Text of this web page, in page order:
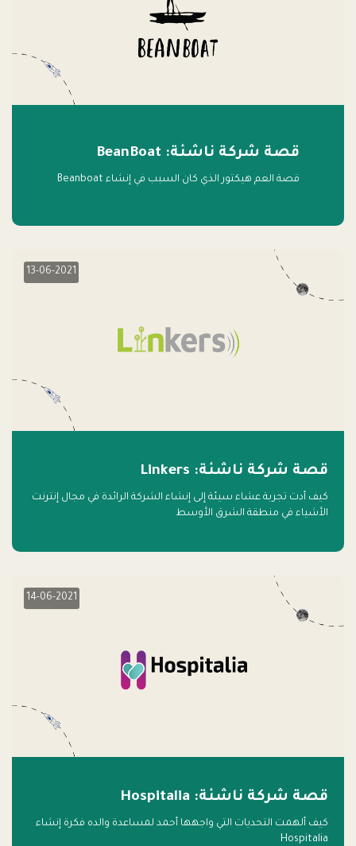
قصة شركة ناشئة: BeanBoat
قصة العم هيكتور الذي كان السبب في إنشاء Beanboat
13-06-2021
قصة شركة ناشئة: Linkers
كيف أدت تجربة عشاء سيئة إلى إنشاء الشركة الرائدة في مجال إنترنت
الأشياء في منطقة الشرق الأوسط
14-06-2021
قصة شركة ناشئة: Hospitalia
كيف ألهمت التحديات التي واجهها أحمد لمساعدة والده فكرة إنشاء
Hospitalia